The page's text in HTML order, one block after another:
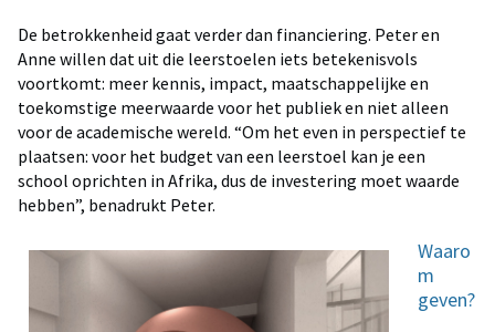
De betrokkenheid gaat verder dan financiering. Peter en
Anne willen dat uit die leerstoelen iets betekenisvols
voortkomt: meer kennis, impact, maatschappelijke en
toekomstige meerwaarde voor het publiek en niet alleen
voor de academische wereld. “Om het even in perspectief te
plaatsen: voor het budget van een leerstoel kan je een
school oprichten in Afrika, dus de investering moet waarde
hebben”, benadrukt Peter.
Waaro
m
geven?